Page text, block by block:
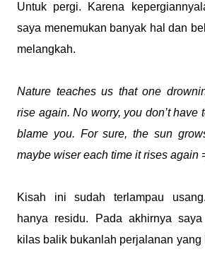
Untuk pergi. Karena
saya menemukan banyak hal dan
melangkah.
Nature teaches us that one
rise again. No worry, you don’t have
blame you. For sure, the sun
maybe wiser each time it rises again
Kisah ini sudah terlampau
hanya residu. Pada akhirnya
kilas balik bukanlah perjalanan yang